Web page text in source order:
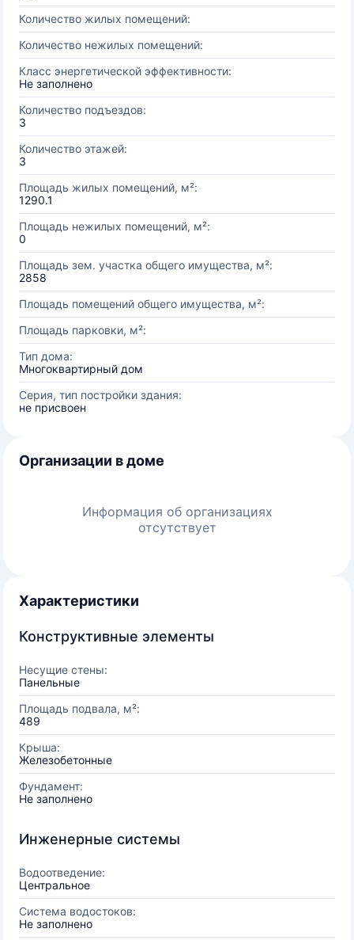
Количество жилых помещений:
Количество нежилых помещений:
Класс энергетической эффективности:
Не заполнено
Количество подъездов:
3
Количество этажей:
3
Площадь жилых помещений, м²:
1290.1
Площадь нежилых помещений, м²:
0
Площадь зем. участка общего имущества, м²:
2858
Площадь помещений общего имущества, м²:
Площадь парковки, м²:
Тип дома:
Многоквартирный дом
Серия, тип постройки здания:
не присвоен
Организации в доме
Информация об организациях
отсутствует
Характеристики
Конструктивные элементы
Несущие стены:
Панельные
Площадь подвала, м²:
489
Крыша:
Железобетонные
Фундамент:
Не заполнено
Инженерные системы
Водоотведение:
Центральное
Система водостоков:
Не заполнено